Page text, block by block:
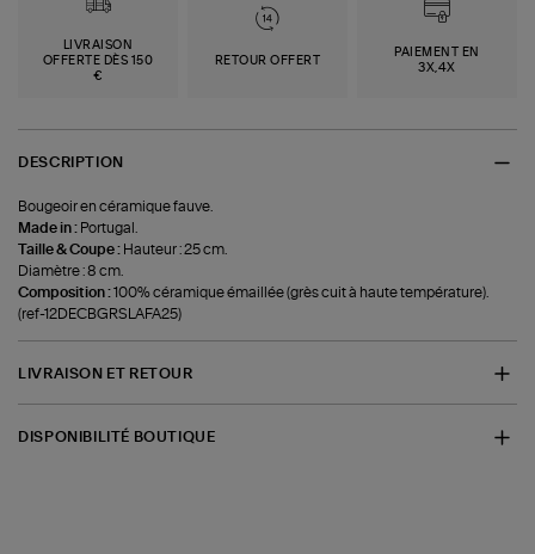
LIVRAISON
OFFERTE DÈS 150
€
RETOUR OFFERT
PAIEMENT EN
3X,4X
DESCRIPTION
Bougeoir en céramique fauve.
Made in : Portugal.
Taille & Coupe : Hauteur : 25 cm.
Diamètre : 8 cm.
Composition :100% céramique émaillée (grès cuit à haute température).
(ref-12DECBGRSLAFA25)
LIVRAISON ET RETOUR
DISPONIBILITÉ BOUTIQUE